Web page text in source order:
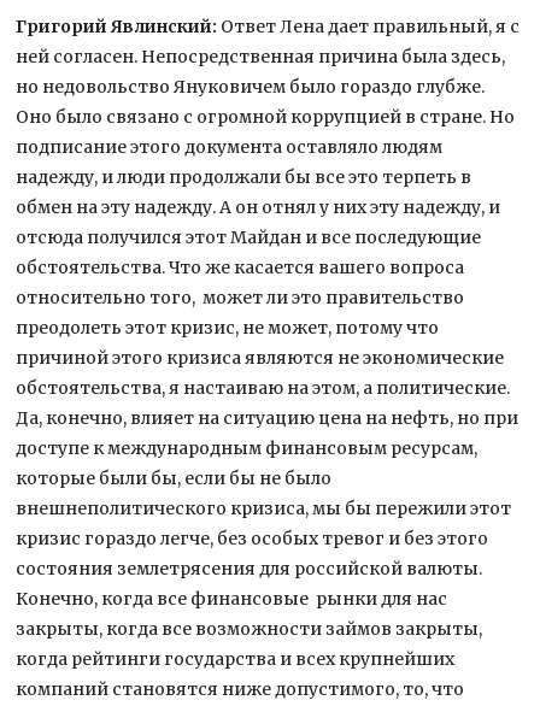
Григорий Явлинский: Ответ Лена дает правильный, я с
ней согласен. Непосредственная причина была здесь,
но недовольство Януковичем было гораздо глубже.
Оно было связано с огромной коррупцией в стране. Но
подписание этого документа оставляло людям
надежду, и люди продолжали бы все это терпеть в
обмен на эту надежду. А он отнял у них эту надежду, и
отсюда получился этот Майдан и все последующие
обстоятельства. Что же касается вашего вопроса
относительно того, может ли это правительство
преодолеть этот кризис, не может, потому что
причиной этого кризиса являются не экономические
обстоятельства, я настаиваю на этом, а политические.
Да, конечно, влияет на ситуацию цена на нефть, но при
доступе к международным финансовым ресурсам,
которые были бы, если бы не было
внешнеполитического кризиса, мы бы пережили этот
кризис гораздо легче, без особых тревог и без этого
состояния землетрясения для российской валюты.
Конечно, когда все финансовые рынки для нас
закрыты, когда все возможности займов закрыты,
когда рейтинги государства и всех крупнейших
компаний становятся ниже допустимого, то, что